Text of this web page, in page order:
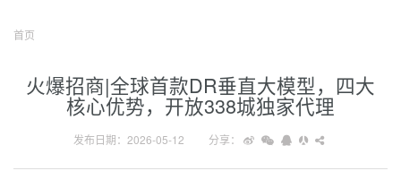
首页
火爆招商|全球首款DR垂直大模型，四大
核心优势，开放338城独家代理
发布日期：2026-05-12